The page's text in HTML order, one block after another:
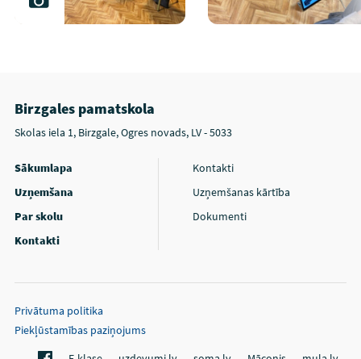
Birzgales pamatskola
Skolas iela 1, Birzgale, Ogres novads, LV - 5033
Sākumlapa
Uzņemšana
Par skolu
Kontakti
Kontakti
Uzņemšanas kārtība
Dokumenti
Privātuma politika
Piekļūstamības paziņojums